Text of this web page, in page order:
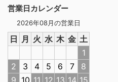
営業日カレンダー
2026年08月の営業日
日 月 火 水 木 金 土
1
2
3 4 5 6 7
8